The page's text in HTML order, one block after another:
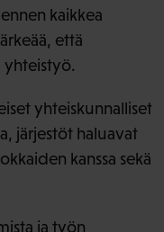
kaikkea
että
yhteistyö.
yhteiskunnalliset
järjestöt haluavat
kanssa sekä
ja työn